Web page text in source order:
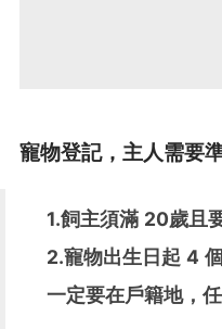
寵物登記，主人需要
1.飼主須滿 20歲且
2.寵物出生日起 4
一定要在戶籍地，